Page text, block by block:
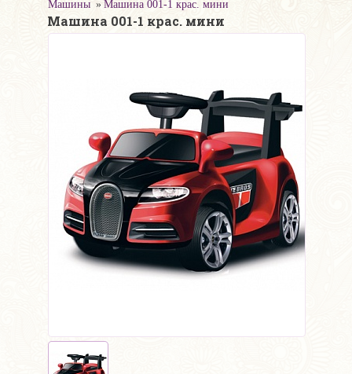
Машины
Машина 001-1 крас. мини
Машина 001-1 крас. мини